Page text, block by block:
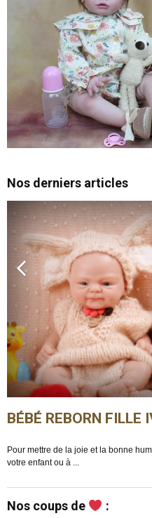
Nos derniers articles
BÉBÉ REBORN FILLE
Pour mettre de la joie et la bonne
votre enfant ou à ...
Nos coups de :